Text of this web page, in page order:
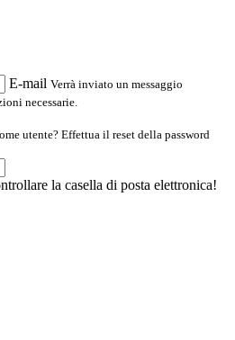
E-mail Verrà inviato un messaggio
necessarie.
utente? Effettua il reset della password
la casella di posta elettronica!